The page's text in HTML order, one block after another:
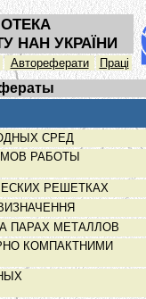
НАН УКРАЇНИ
Автореферати Праці
СРЕД
РАБОТЫ
РЕШЕТКАХ
ПАРАХ МЕТАЛЛОВ
КОМПАКТНИМИ